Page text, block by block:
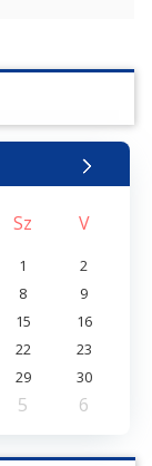
Sz
V
1
2
8
9
15
16
22
23
29
30
5 6